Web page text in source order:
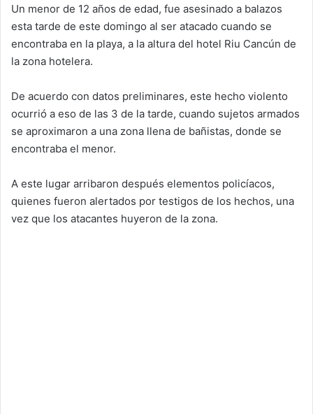
Un menor de 12 años de edad, fue asesinado a balazos
esta tarde de este domingo al ser atacado cuando se
encontraba en la playa, a la altura del hotel Riu Cancún de
la zona hotelera.
De acuerdo con datos preliminares, este hecho violento
ocurrió a eso de las 3 de la tarde, cuando sujetos armados
se aproximaron a una zona llena de bañistas, donde se
encontraba el menor.
A este lugar arribaron después elementos policíacos,
quienes fueron alertados por testigos de los hechos, una
vez que los atacantes huyeron de la zona.